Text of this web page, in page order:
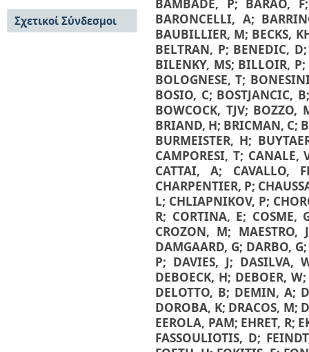
BAMBADE, P; BARAO, F
BARONCELLI, A;
BAUBILLIER, M; BECKS,
BELTRAN, P; BENEDIC, D
BILENKY, MS; BILLOIR, P;
BOLOGNESE, T;
BOSIO, C; BOSTJANCIC, B
BOWCOCK, TJV; BOZZO,
BRIAND, H; BRICMAN, C;
BURMEISTER, H;
CAMPORESI, T; CANALE,
CATTAI, A; CAVALLO,
CHARPENTIER, P;
L; CHLIAPNIKOV, P;
R; CORTINA, E; COSME,
CROZON, M; MAESTRO,
DAMGAARD, G; DARBO, G
P; DAVIES, J; DASILVA,
DEBOECK, H; DEBOER, W
DELOTTO, B; DEMIN, A;
DOROBA, K; DRACOS, M;
EEROLA, PAM; EHRET, R;
FASSOULIOTIS, D;
Συγγραφείς
Τίτλοι
Θέματα
Οδηγίες Υποβολής
Οδηγίες Χρήσης ΙΑ
Συχνές Ερωτήσεις
Σχετικοί Σύνδεσμοι